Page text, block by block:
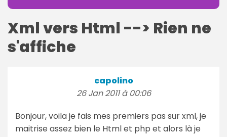
Xml vers Html --> Rien ne
s'affiche
capolino
26 Jan 2011 à 00:06
Bonjour, voila je fais mes premiers pas sur xml, je
maitrise assez bien le Html et php et alors là je